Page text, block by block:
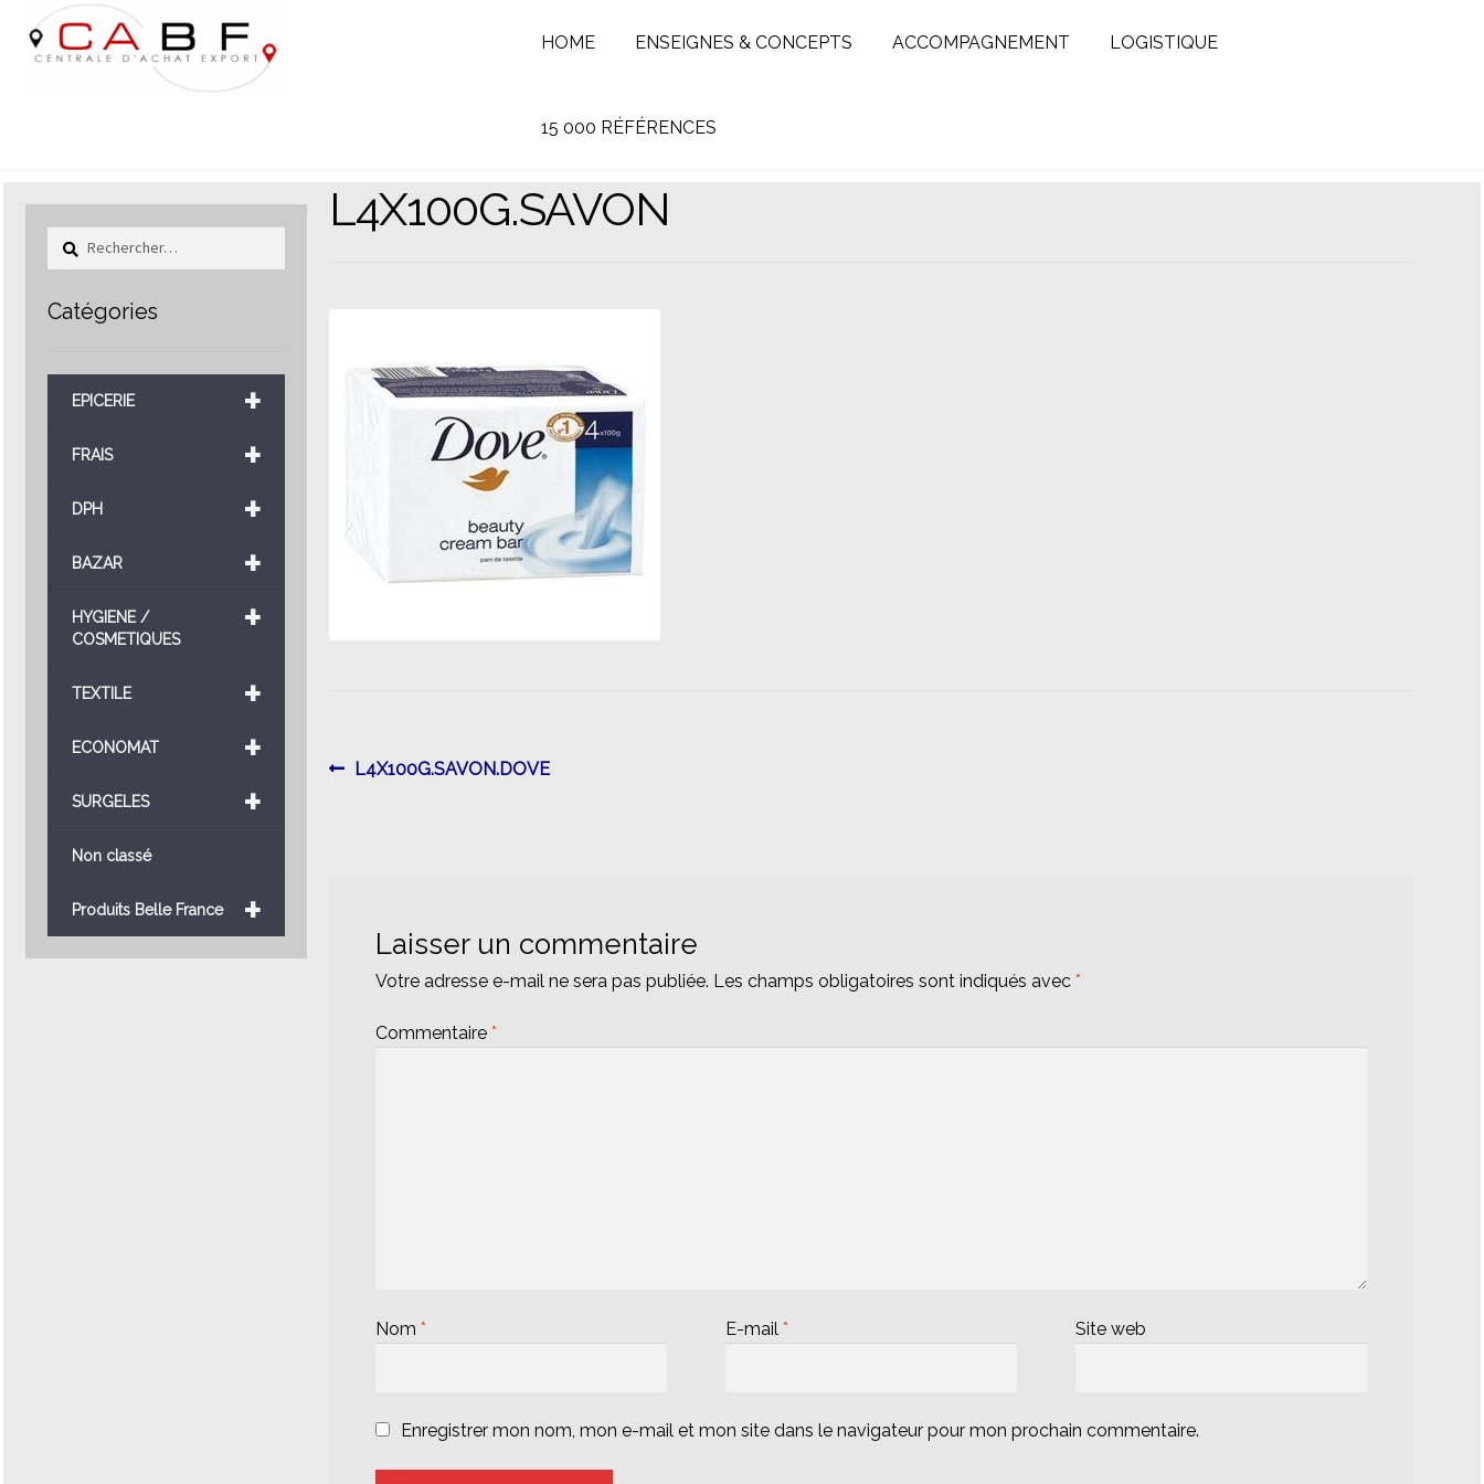
Aller
à
la
Aller
au
contenu
HOME ENSEIGNES & CONCEPTS ACCOMPAGNEMENT LOGISTIQUE
15 000 RÉFÉRENCES
L4X100G.SAVON
Navigation
Article
L4X100G.SAVON.DOVE
Laisser un commentaire
Votre adresse e-mail ne sera pas publiée. Les champs obligatoires sont indiqués avec *
Commentaire *
Nom * E-mail * Site web
Enregistrer mon nom, mon e-mail et mon site dans le navigateur pour mon prochain commentaire.
Rechercher :
Catégories
+
EPICERIE
+
FRAIS
+
DPH
+
BAZAR
+
HYGIENE /
COSMETIQUES
+
TEXTILE
+
ECONOMAT
+
SURGELES
Non classé
+
Produits Belle France